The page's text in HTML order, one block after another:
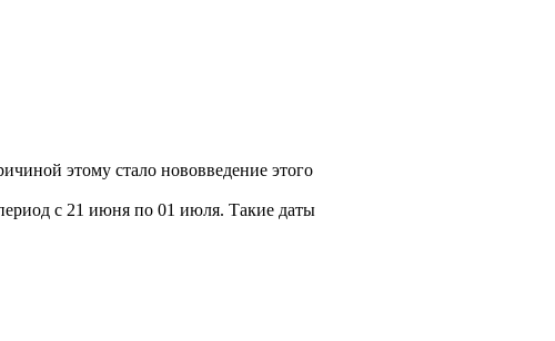
этому стало нововведение этого
с 21 июня по 01 июля. Такие даты